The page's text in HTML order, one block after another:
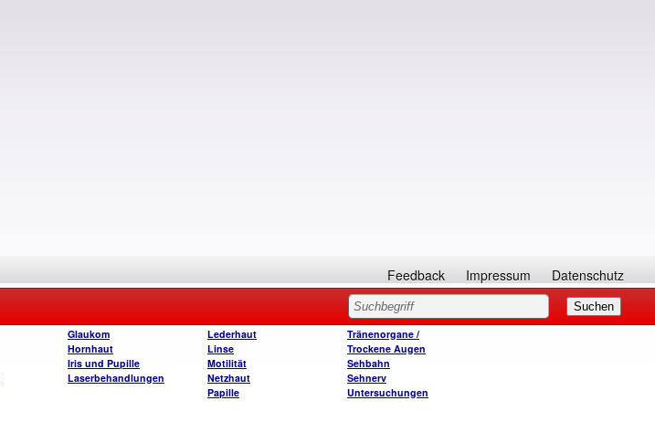
Feedback Impressum Datenschutz
Glaukom
Hornhaut
Iris und Pupille
Laserbehandlungen
Lederhaut
Linse
Motilität
Netzhaut
Papille
Tränenorgane /
Trockene Augen
Sehbahn
Sehnerv
Untersuchungen